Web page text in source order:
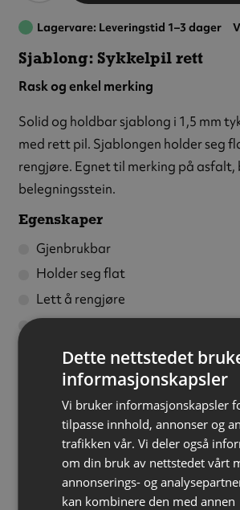
Lagervare: Leveringstid 1–3 dager
Sjablong: Sykkelpil rett
Rask og enkel merking
Solid og holdbar sjablong i 1,5 mm
med rett pil. Sjablongen holder seg
rengjøre. Egnet til merking på asfalt,
belegningsstein.
Egenskaper
Gjenbrukbar
Holder seg flat
Lett å rengjøre
Særdeles slitestrek
Sjablongen er todelt for enkel
transport.
Vi anbefaler å bruke Super Striper
spraypistolnår du skal merke med
Symbolstørrelse:
35 x 160 cm
Materiale: Aluminium
Dette nettstedet
informasjonskapsler
Vi bruker informasjonskapsler
tilpasse innhold, annonser og
trafikken vår. Vi deler også
om din bruk av nettstedet vårt
annonserings- og
kan kombinere den med annen